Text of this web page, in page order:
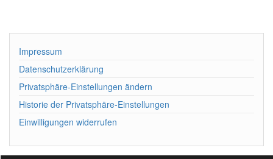
Impressum
Datenschutzerklärung
Privatsphäre-Einstellungen ändern
Historie der Privatsphäre-Einstellungen
Einwilligungen widerrufen